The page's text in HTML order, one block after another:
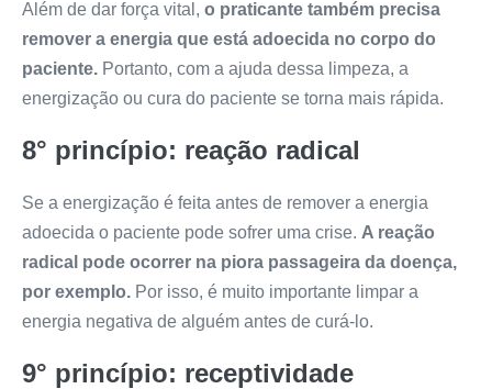
Além de dar força vital, o praticante também precisa
remover a energia que está adoecida no corpo do
paciente. Portanto, com a ajuda dessa limpeza, a
energização ou cura do paciente se torna mais rápida.
8° princípio: reação radical
Se a energização é feita antes de remover a energia
adoecida o paciente pode sofrer uma crise. A reação
radical pode ocorrer na piora passageira da doença,
por exemplo. Por isso, é muito importante limpar a
energia negativa de alguém antes de curá-lo.
9° princípio: receptividade